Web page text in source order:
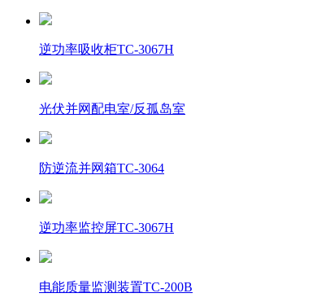
逆功率吸收柜TC-3067H
光伏并网配电室/反孤岛室
防逆流并网箱TC-3064
逆功率监控屏TC-3067H
电能质量监测装置TC-200B